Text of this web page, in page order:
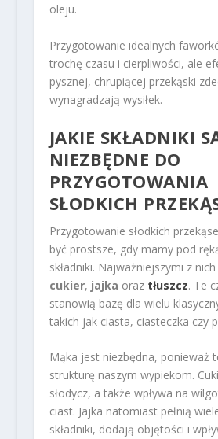
oleju.
Przygotowanie idealnych
trochę czasu i cierpliwości, ale
pysznej, chrupiącej przekąski
wynagradzają wysiłek.
JAKIE SKŁADNIKI
NIEZBĘDNE DO
PRZYGOTOWANIA
SŁODKICH
Przygotowanie słodkich
być prostsze, gdy mamy pod
składniki. Najważniejszymi z nich
cukier, jajka oraz tłuszcz. Te
stanowią bazę dla wielu
takich jak ciasta, ciasteczka czy
Mąka jest niezbędna, ponieważ
strukturę naszym wypiekom.
słodycz, a także wpływa na
ciast. Jajka natomiast pełnią
składniki, dodają objętości i